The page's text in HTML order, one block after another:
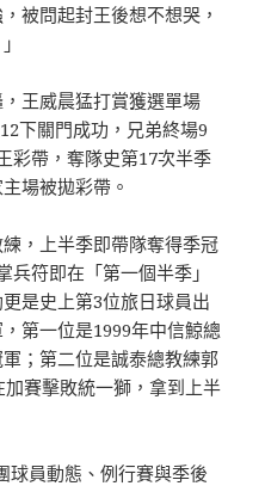
被問起封王後想不想哭，
王威晨猛打賞獲選單場
下關門成功，兄弟終場9
彩帶，奪隊史第17次半季
場被拋彩帶。
，上半季即帶隊奪得季冠
符即在「第一個半季」
是史上第3位旅日球員出
第一位是1999年中信鯨總
；第二位是誠泰總教練郭
賽擊敗統一獅，拿到上半
球員動態、例行賽與季後